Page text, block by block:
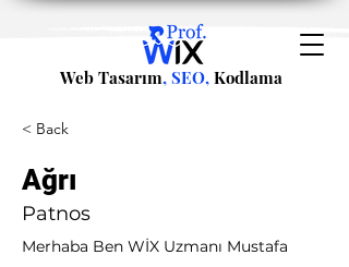
Web Tasarım, SEO, Kodlama
< Back
Ağrı
Patnos
Merhaba Ben WİX Uzmanı Mustafa